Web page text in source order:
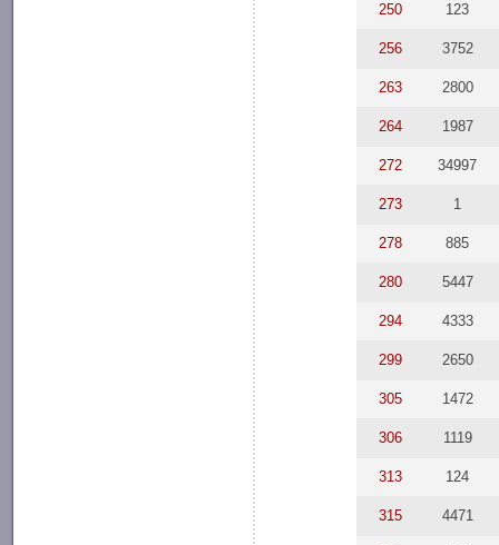
250 123
256 3752
263 2800
264 1987
272 34997
273 1
278 885
280 5447
294 4333
299 2650
305 1472
306 1119
313 124
315 4471